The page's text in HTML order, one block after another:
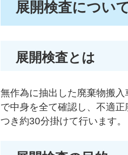
展開検査につい
展開検査とは
無作為に抽出した廃棄物搬
で中身を全て確認し、不適
つき約30分掛けて行います。